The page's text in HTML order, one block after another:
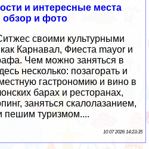
и интересные места
обзор и фото
своими культурными
Карнавал, Фиеста mayor и
Чем можно заняться в
несколько: позагорать и
гастрономию и вино в
барах и ресторанах,
заняться скалолазанием,
пешим туризмом....
10 07 2026 14:23:35